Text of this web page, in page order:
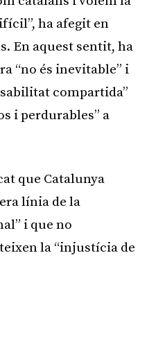
ha afegit en
En aquest sentit, ha
“no és inevitable” i
compartida”
i perdurables” a
que Catalunya
línia de la
i que no
la “injustícia de